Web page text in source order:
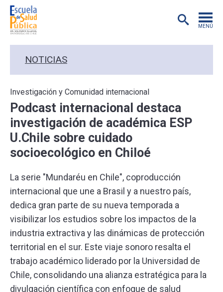
MENÚ
EXTENSIÓN
EDUCACIÓN CONTINUA
PUBLICACIONES
ACADÉMICOS
ESCUELA
BIBLIOTECA
NOTICIAS
Investigación y Comunidad internacional
Podcast internacional destaca
investigación de académica ESP
U.Chile sobre cuidado
socioecológico en Chiloé
La serie "Mundaréu en Chile", coproducción
internacional que une a Brasil y a nuestro país,
dedica gran parte de su nueva temporada a
visibilizar los estudios sobre los impactos de la
industria extractiva y las dinámicas de protección
territorial en el sur. Este viaje sonoro resalta el
trabajo académico liderado por la Universidad de
Chile, consolidando una alianza estratégica para la
divulgación científica con enfoque de salud